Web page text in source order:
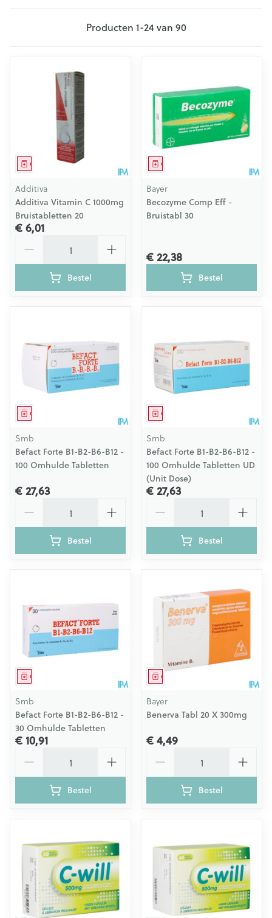
Producten 1-24van 90
Geneesmiddel
Additiva
Additiva Vitamin C 1000mg
Bruistabletten 20
€ 6,01
Bestel
Geneesmiddel
Bayer
Becozyme Comp Eff -
Bruistabl 30
€ 22,38
Bestel
Geneesmiddel
Smb
Befact Forte B1-B2-B6-B12 -
100 Omhulde Tabletten
€ 27,63
Bestel
Geneesmiddel
Smb
Befact Forte B1-B2-B6-B12 -
100 Omhulde Tabletten UD
(Unit Dose)
€ 27,63
Bestel
Geneesmiddel
Smb
Befact Forte B1-B2-B6-B12 -
30 Omhulde Tabletten
€ 10,91
Bestel
Geneesmiddel
Bayer
Benerva Tabl 20 X 300mg
€ 4,49
Bestel